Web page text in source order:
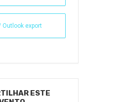
Outlook export
ESTE